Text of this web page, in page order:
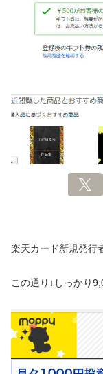
楽天カード新規発行
この通り↓しっかり